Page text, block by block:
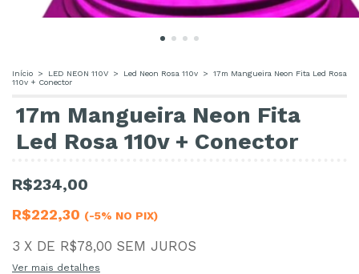
Início > LED NEON 110V > Led Neon Rosa 110v >
17m Mangueira Neon Fita Led Rosa
110v + Conector
17m Mangueira Neon Fita
Led Rosa 110v + Conector
R$234,00
R$222,30 (-5% NO PIX)
3 X DE R$78,00 SEM JUROS
Ver mais detalhes